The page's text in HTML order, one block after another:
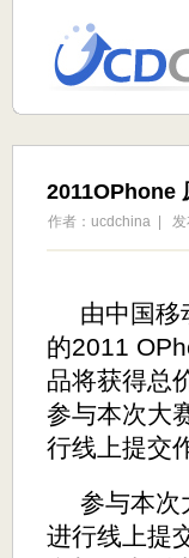
2011OPhone
作者：ucdchina | 发
由中国移
的2011
品将获得总
参与本次大
行线上提交
参与本次
进行线上提